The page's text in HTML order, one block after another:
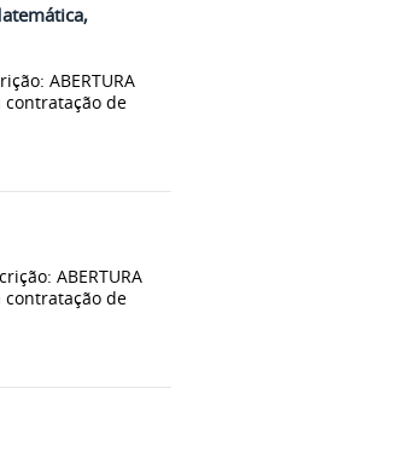
ABERTURA
contratação de
ABERTURA
contratação de